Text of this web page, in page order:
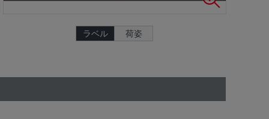
ラベル 荷姿